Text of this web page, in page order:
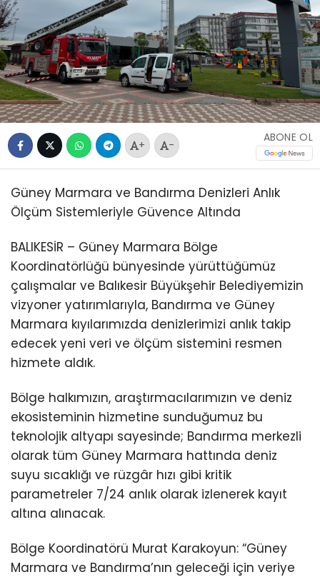
+ -
ABONE OL
Güney Marmara ve Bandırma Denizleri Anlık
Ölçüm Sistemleriyle Güvence Altında
BALIKESİR – Güney Marmara Bölge
Koordinatörlüğü bünyesinde yürüttüğümüz
çalışmalar ve Balıkesir Büyükşehir Belediyemizin
vizyoner yatırımlarıyla, Bandırma ve Güney
Marmara kıyılarımızda denizlerimizi anlık takip
edecek yeni veri ve ölçüm sistemini resmen
hizmete aldık.
Bölge halkımızın, araştırmacılarımızın ve deniz
ekosisteminin hizmetine sunduğumuz bu
teknolojik altyapı sayesinde; Bandırma merkezli
olarak tüm Güney Marmara hattında deniz
suyu sıcaklığı ve rüzgâr hızı gibi kritik
parametreler 7/24 anlık olarak izlenerek kayıt
altına alınacak.
Bölge Koordinatörü Murat Karakoyun: “Güney
Marmara ve Bandırma’nın geleceği için veriye